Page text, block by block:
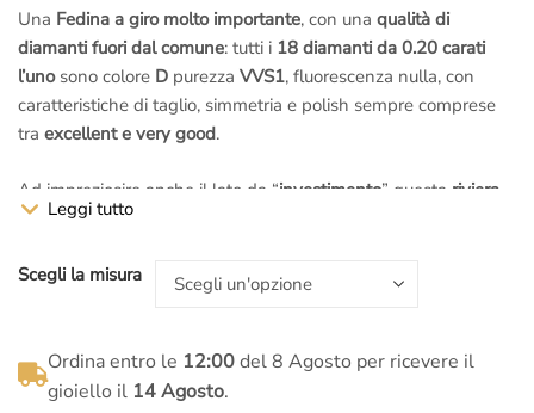
originale
era:
€14.000,00.
attuale
è:
€9.900,00.
Una Fedina a giro molto importante, con una qualità di
diamanti fuori dal comune: tutti i 18 diamanti da 0.20 carati
l’unosono colore D purezza VVS1, fluorescenza nulla, con
caratteristiche di taglio, simmetria e polish sempre comprese
tra excellent e very good.
Ad impreziosire anche il lato da “investimento” questa riviera
di diamantiviene accompagnata da
ognuna con un codice al laser unico inciso sul rispettivo
18 diamanti: Il numero dei diamanti per una misura standard è
18, che moltiplicato per 20 sviluppa la
Leggi tutto
Scegli la misura
Ordina entro le 12:00del 8 Agosto per ricevere il
gioiello il 14 Agosto.